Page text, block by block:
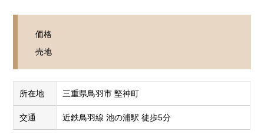
価格
売地
所在地 三重県鳥羽市 堅神町
交通 近鉄鳥羽線 池の浦駅 徒歩5分